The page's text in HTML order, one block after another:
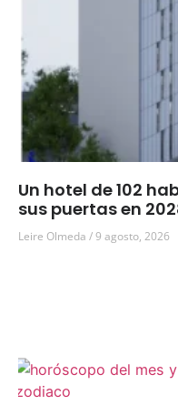
Un hotel de 102
sus puertas en
Leire Olmeda 9 agosto, 2026